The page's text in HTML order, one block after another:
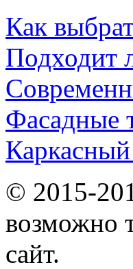
Как
Подходит
Фасадные
© 2015-
возможно
сайт.